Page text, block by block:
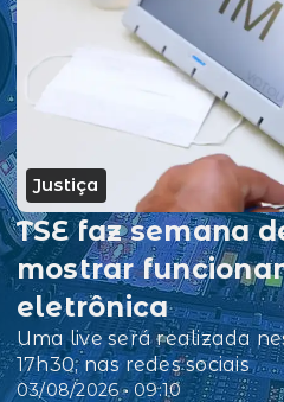
Justiça
03/08/2026 • 09:10
TSE faz semana
mostrar
eletrônica
Uma live será realizada
17h30, nas redes sociais